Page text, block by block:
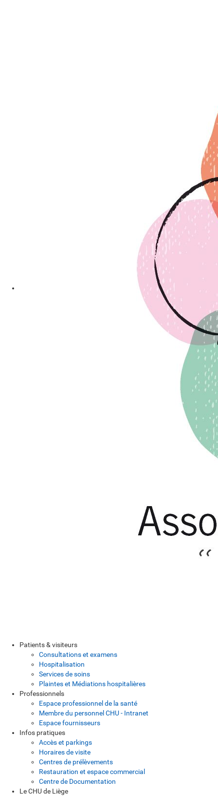
Patients & visiteurs
Consultations et examens
Hospitalisation
Services de soins
Plaintes et Médiations hospitalières
Professionnels
Espace professionnel de la santé
Membre du personnel CHU - Intranet
Espace fournisseurs
Infos pratiques
Accès et parkings
Horaires de visite
Centres de prélèvements
Restauration et espace commercial
Centre de Documentation
Le CHU de Liège